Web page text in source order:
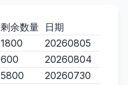
剩余数量 日期
1800
20260805
600
20260804
5800
20260730